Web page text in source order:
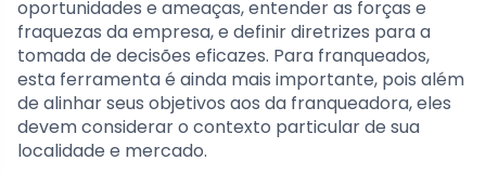
oportunidades e ameaças, entender as forças e
fraquezas da empresa, e definir diretrizes para a
tomada de decisões eficazes. Para franqueados,
esta ferramenta é ainda mais importante, pois além
de alinhar seus objetivos aos da franqueadora, eles
devem considerar o contexto particular de sua
localidade e mercado.